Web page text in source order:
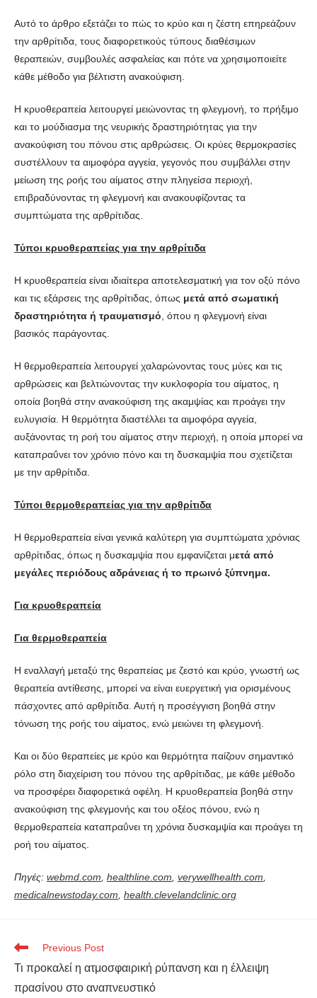
Αυτό το άρθρο εξετάζει το πώς το κρύο και η ζέστη επηρεάζουν
την αρθρίτιδα, τους διαφορετικούς τύπους διαθέσιμων
θεραπειών, συμβουλές ασφαλείας και πότε να χρησιμοποιείτε
κάθε μέθοδο για βέλτιστη ανακούφιση.
Η κρυοθεραπεία λειτουργεί μειώνοντας τη φλεγμονή, το πρήξιμο
και το μούδιασμα της νευρικής δραστηριότητας για την
ανακούφιση του πόνου στις αρθρώσεις. Οι κρύες θερμοκρασίες
συστέλλουν τα αιμοφόρα αγγεία, γεγονός που συμβάλλει στην
μείωση της ροής του αίματος στην πληγείσα περιοχή,
επιβραδύνοντας τη φλεγμονή και ανακουφίζοντας τα
συμπτώματα της αρθρίτιδας.
Τύποι κρυοθεραπείας για την αρθρίτιδα
Η κρυοθεραπεία είναι ιδιαίτερα αποτελεσματική για τον οξύ πόνο
και τις εξάρσεις της αρθρίτιδας, όπως μετά από σωματική
δραστηριότητα ή τραυματισμό , όπου η φλεγμονή είναι
βασικός παράγοντας.
Η θερμοθεραπεία λειτουργεί χαλαρώνοντας τους μύες και τις
αρθρώσεις και βελτιώνοντας την κυκλοφορία του αίματος, η
οποία βοηθά στην ανακούφιση της ακαμψίας και προάγει την
ευλυγισία. Η θερμότητα διαστέλλει τα αιμοφόρα αγγεία,
αυξάνοντας τη ροή του αίματος στην περιοχή, η οποία μπορεί να
καταπραΰνει τον χρόνιο πόνο και τη δυσκαμψία που σχετίζεται
με την αρθρίτιδα.
Τύποι θερμοθεραπείας για την αρθρίτιδα
Η θερμοθεραπεία είναι γενικά καλύτερη για συμπτώματα χρόνιας
αρθρίτιδας, όπως η δυσκαμψία που εμφανίζεται μετά από
μεγάλες περιόδους αδράνειας ή το πρωινό ξύπνημα.
Για κρυοθεραπεία
Για θερμοθεραπεία
Η εναλλαγή μεταξύ της θεραπείας με ζεστό και κρύο, γνωστή ως
θεραπεία αντίθεσης, μπορεί να είναι ευεργετική για ορισμένους
πάσχοντες από αρθρίτιδα. Αυτή η προσέγγιση βοηθά στην
τόνωση της ροής του αίματος, ενώ μειώνει τη φλεγμονή.
Και οι δύο θεραπείες με κρύο και θερμότητα παίζουν σημαντικό
ρόλο στη διαχείριση του πόνου της αρθρίτιδας, με κάθε μέθοδο
να προσφέρει διαφορετικά οφέλη. Η κρυοθεραπεία βοηθά στην
ανακούφιση της φλεγμονής και του οξέος πόνου, ενώ η
θερμοθεραπεία καταπραΰνει τη χρόνια δυσκαμψία και προάγει τη
ροή του αίματος.
Πηγές: webmd.com healthline.com verywellhealth.com
medicalnewstoday.com health.clevelandclinic.org
Previous Post
Τι προκαλεί η ατμοσφαιρική ρύπανση και η έλλειψη
πρασίνου στο αναπνευστικό